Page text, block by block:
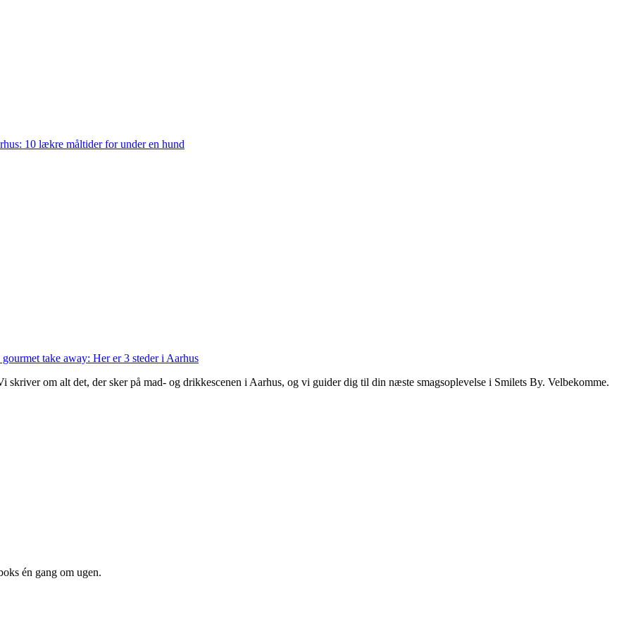
10 lækre måltider for under en hund
take away: Her er 3 steder i Aarhus
om alt det, der sker på mad- og drikkescenen i Aarhus, og vi guider dig til din næste smagsoplevelse i Smilets By. Velbekomme.
én gang om ugen.